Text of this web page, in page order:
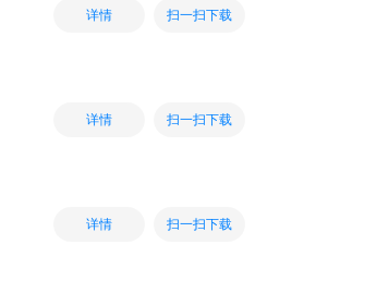
详情 扫一扫下载
详情 扫一扫下载
详情 扫一扫下载